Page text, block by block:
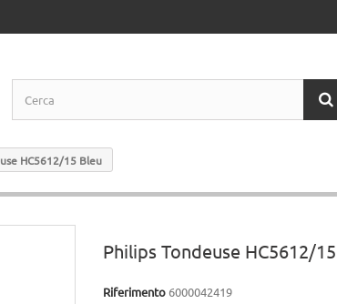
HC5612/15 Bleu
Philips Tondeuse HC5612/
Riferimento 6000042419